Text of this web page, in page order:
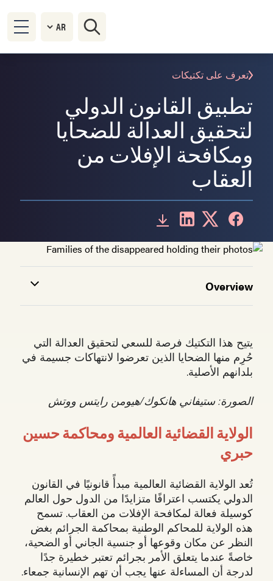
تعرف على تكتيكات
تطبيق القانون الدولي
لتحقيق العدالة للضحايا
ومكافحة الإفلات من
العقاب
Overview
يتيح هذا التكتيك فرصة للسعي لتحقيق العدالة التي
حُرِم منها الضحايا الذين تعرضوا لانتهاكات جسيمة في
بلدانهم الأصلية.
الصورة: ستيفاني هانكوك/هيومن رايتس ووتش
الولاية القضائية العالمية ومحاكمة حسين
حبري
تُعد الولاية القضائية العالمية مبدأً قانونيًا في القانون
الدولي يكتسب اعترافًا متزايدًا من الدول حول العالم
كوسيلة فعالة لمكافحة الإفلات من العقاب. تسمح
هذه الولاية للمحاكم الوطنية بمحاكمة الجرائم بغض
النظر عن مكان وقوعها أو جنسية الجاني أو الضحية،
خاصةً عندما يتعلق الأمر بجرائم تعتبر خطيرة جدًا
لدرجة أن المساءلة عنها يجب أن تهم الإنسانية جمعاء.